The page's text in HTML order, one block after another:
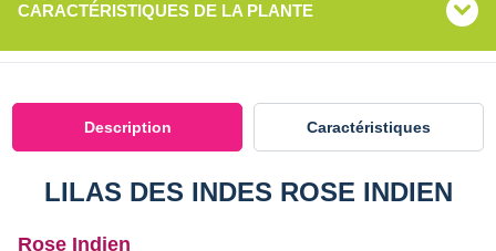
CARACTÉRISTIQUES DE LA PLANTE
Description Caractéristiques
LILAS DES INDES ROSE INDIEN
Rose Indien